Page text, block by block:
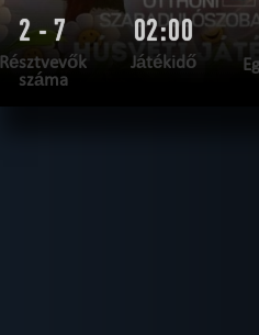
2 - 7
Résztvevők
száma
02:00
Játékidő